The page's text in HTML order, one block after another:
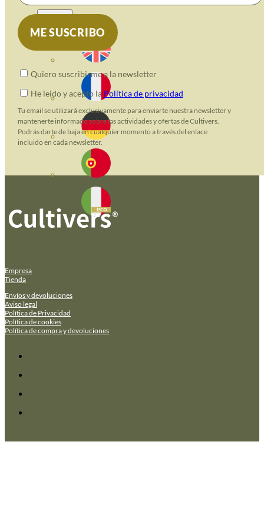
Quiero suscribirme a la newsletter
He leido y acepto la Política de privacidad
Tu email se utilizará exclusivamente para enviarte nuestra newsletter y
mantenerte informado sobre las actividades y ofertas de Cultivers.
Podrás darte de baja en cualquier momento a través del enlace
incluido en cada newsletter.
Empresa
Tienda
Envíos y devoluciones
Aviso legal
Política de Privacidad
Política de cookies
Política de compra y devoluciones